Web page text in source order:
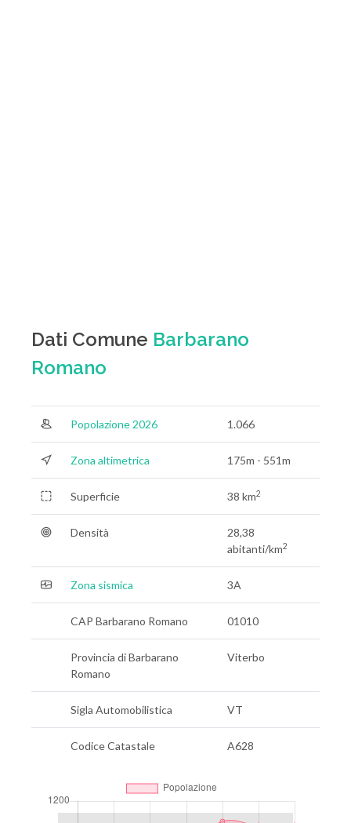
Dati Comune Barbarano
Romano
Popolazione 2026 1.066
Zona altimetrica 175m - 551m
Superficie 38 km2
Densità
28,38
abitanti/km2
Zona sismica 3A
CAP Barbarano Romano 01010
Provincia di Barbarano
Romano
Viterbo
Sigla Automobilistica VT
Codice Catastale A628